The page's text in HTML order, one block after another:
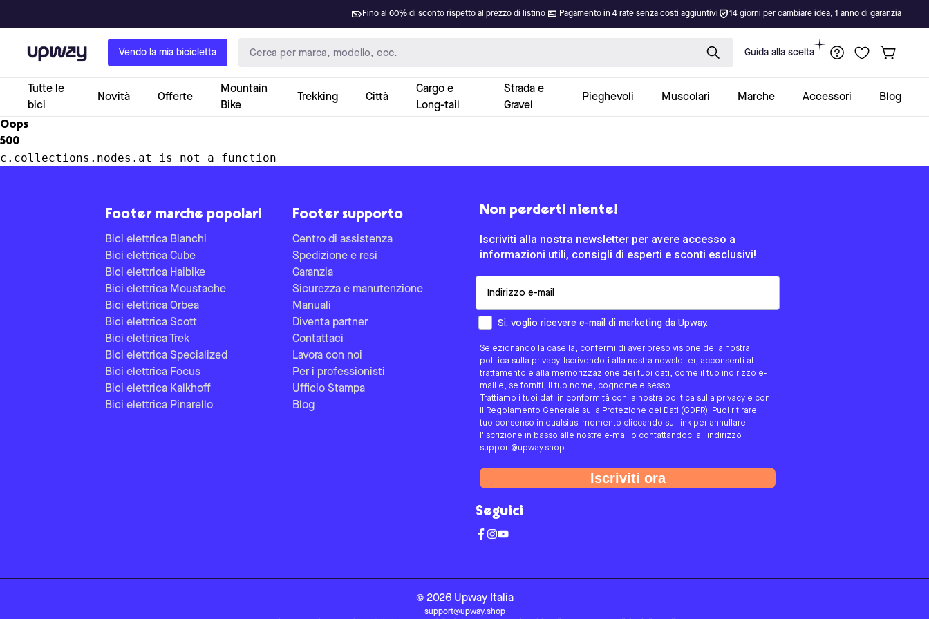
Fino al 60% di sconto rispetto al prezzo di listino Pagamento in 4 rate senza costi aggiuntivi 14 giorni per cambiare idea, 1 anno di garanzia
Upway Vendo la mia bicicletta Guida alla scelta
Tutte le
bici
Novità Offerte
Mountain
Bike
Trekking Città
Cargo e
Long-tail
Strada e
Gravel
Pieghevoli Muscolari Marche Accessori Blog
Oops
500
c.collections.nodes.at is not a function
Footer marche popolari
Bici elettrica Bianchi
Bici elettrica Cube
Bici elettrica Haibike
Bici elettrica Moustache
Bici elettrica Orbea
Bici elettrica Scott
Bici elettrica Trek
Bici elettrica Specialized
Bici elettrica Focus
Bici elettrica Kalkhoff
Bici elettrica Pinarello
Footer supporto
Centro di assistenza
Spedizione e resi
Garanzia
Sicurezza e manutenzione
Manuali
Diventa partner
Contattaci
Lavora con noi
Per i professionisti
Ufficio Stampa
Blog
Non perderti niente!
Iscriviti alla nostra newsletter per avere accesso a
informazioni utili, consigli di esperti e sconti esclusivi!
Come preferisci essere contattato/a?
Si, voglio ricevere e-mail di marketing da Upway.
Selezionando la casella, confermi di aver preso visione della nostra
politica sulla privacy. Iscrivendoti alla nostra newsletter, acconsenti al
trattamento e alla memorizzazione dei tuoi dati, come il tuo indirizzo e-
mail e, se forniti, il tuo nome, cognome e sesso.
Trattiamo i tuoi dati in conformità con la nostra politica sulla privacy e con
il Regolamento Generale sulla Protezione dei Dati (GDPR). Puoi ritirare il
tuo consenso in qualsiasi momento cliccando sul link per annullare
l'iscrizione in basso alle nostre e-mail o contattandoci all'indirizzo
support@upway.shop.
Iscriviti ora
Seguici
© 2026 Upway Italia
support@upway.shop